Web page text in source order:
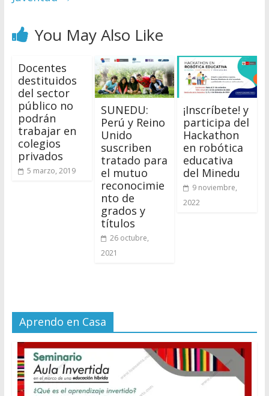
You May Also Like
Docentes
destituidos
del sector
público no
podrán
trabajar en
colegios
privados
5 marzo, 2019
SUNEDU:
Perú y Reino
Unido
suscriben
tratado para
el mutuo
reconocimie
nto de
grados y
títulos
26 octubre,
2021
¡Inscríbete! y
participa del
Hackathon
en robótica
educativa
del Minedu
9 noviembre,
2022
Aprendo en Casa